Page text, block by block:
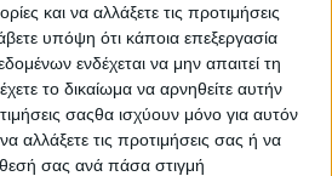
και να αλλάξετε τις προτιμήσεις
υπόψη ότι κάποια επεξεργασία
ενδέχεται να μην απαιτεί τη
το δικαίωμα να αρνηθείτε αυτήν
σαςθα ισχύουν μόνο για αυτόν
αλλάξετε τις προτιμήσεις σας ή να
σας ανά πάσα στιγμή
ο ΣΚΑΪ 100.3 με
πρώτος ξανά ο
μουσικούς